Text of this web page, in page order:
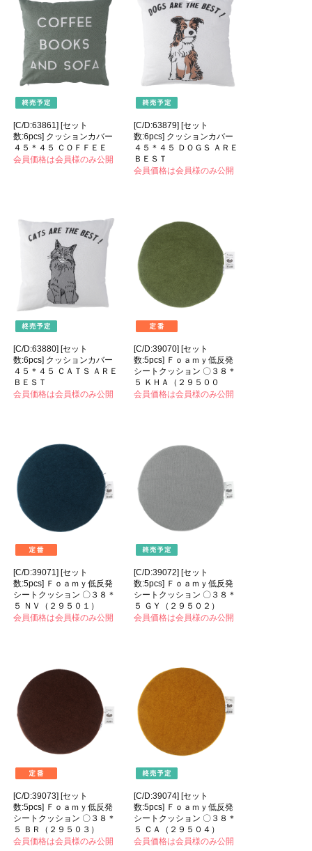
[C/D:63861] [セット
数:6pcs] クッションカバー
４５＊４５ ＣＯＦＦＥＥ
会員価格は会員様のみ公開
[C/D:63879] [セット
数:6pcs] クッションカバー
４５＊４５ ＤＯＧＳ ＡＲＥ
ＢＥＳＴ
会員価格は会員様のみ公開
[C/D:63880] [セット
数:6pcs] クッションカバー
４５＊４５ ＣＡＴＳ ＡＲＥ
ＢＥＳＴ
会員価格は会員様のみ公開
[C/D:39070] [セット
数:5pcs] Ｆｏａｍｙ低反発
シートクッション 〇３８＊
５ ＫＨＡ（２９５００
会員価格は会員様のみ公開
[C/D:39071] [セット
数:5pcs] Ｆｏａｍｙ低反発
シートクッション 〇３８＊
５ ＮＶ（２９５０１）
会員価格は会員様のみ公開
[C/D:39072] [セット
数:5pcs] Ｆｏａｍｙ低反発
シートクッション 〇３８＊
５ ＧＹ（２９５０２）
会員価格は会員様のみ公開
[C/D:39073] [セット
数:5pcs] Ｆｏａｍｙ低反発
シートクッション 〇３８＊
５ ＢＲ（２９５０３）
会員価格は会員様のみ公開
[C/D:39074] [セット
数:5pcs] Ｆｏａｍｙ低反発
シートクッション 〇３８＊
５ ＣＡ（２９５０４）
会員価格は会員様のみ公開